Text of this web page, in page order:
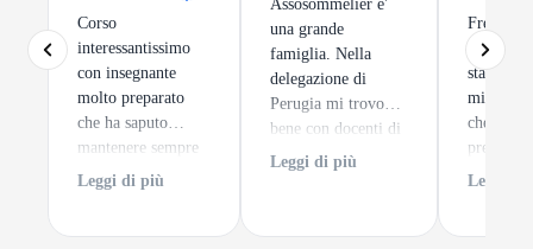
Corso
interessantissimo
con insegnante
molto preparato
che ha saputo
mantenere sempre
alto l'interesse dei
Leggi di più
Assosommelier e'
una grande
famiglia. Nella
delegazione di
Perugia mi trovo
bene con docenti di
alto spessore ed un
Leggi di più
di
stata una
migliori
che
tratta
Leggi di